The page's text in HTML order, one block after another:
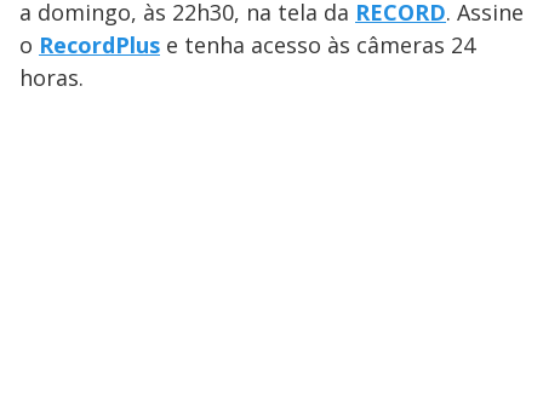
a domingo, às 22h30, na tela da RECORD. Assine
o RecordPlus e tenha acesso às câmeras 24
horas.